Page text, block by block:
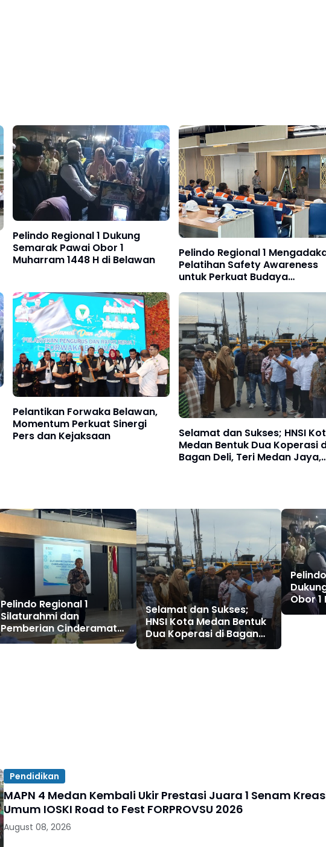
Pelindo Regional 1 Dukung
Semarak Pawai Obor 1
Muharram 1448 H di Belawan
Pelindo Regional 1
Pelatihan Safety Awareness
untuk Perkuat Budaya
Keselamatan Kerja
Pelantikan Forwaka Belawan,
Momentum Perkuat Sinergi
Pers dan Kejaksaan
Selamat dan Sukses; HNSI
Medan Bentuk Dua Koperasi
Bagan Deli, Teri Medan Jaya,
Pelindo Regional 1
Silaturahmi dan
Pemberian Cinderamata
Pensiunan
Selamat dan Sukses;
HNSI Kota Medan Bentuk
Dua Koperasi di Bagan
Deli, Teri Medan Jaya,
Pelindo
Obor 1
di
Pendidikan
MAPN 4 Medan Kembali Ukir Prestasi Juara 1 Senam Kreasi
Umum IOSKI Road to Fest FORPROVSU 2026
August 08, 2026